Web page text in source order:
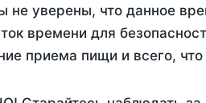
уверены, что данное
времени для
приема пищи и всего,